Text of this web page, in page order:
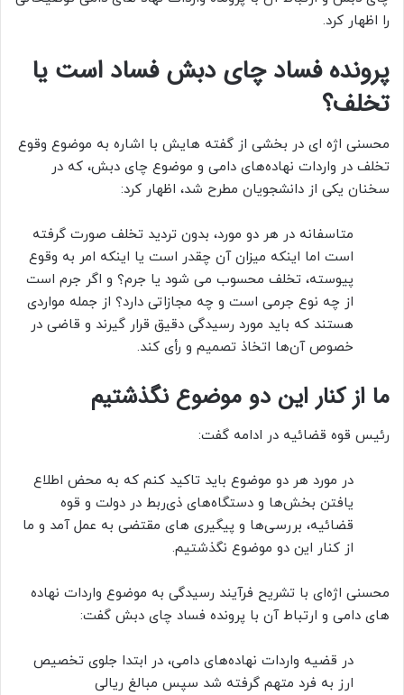
را اظهار کرد.
پرونده فساد چای دبش فساد است یا
تخلف؟
محسنی اژه ای در بخشی از گفته هایش با اشاره به موضوع وقوع
تخلف‌ در واردات نهاده‌های دامی و موضوع چای دبش، که در
سخنان یکی از دانشجویان مطرح شد، اظهار کرد:
متاسفانه‌ در هر دو مورد، بدون تردید تخلف صورت گرفته
است اما اینکه میزان آن چقدر است یا اینکه امر به وقوع
پیوسته، تخلف محسوب می شود یا جرم؟ و اگر جرم است
از چه نوع جرمی است و چه مجازاتی دارد؟ از جمله مواردی
هستند که باید مورد رسیدگی دقیق قرار گیرند و قاضی در
خصوص آن‌ها اتخاذ تصمیم و رأی کند.
ما از کنار این دو موضوع نگذشتیم
رئیس قوه قضائیه در ادامه گفت:
در مورد هر دو موضوع باید تاکید کنم که به محض اطلاع
یافتن بخش‌ها و دستگاه‌های ذی‌ربط در دولت و قوه
قضائیه، بررسی‌ها و پیگیری های مقتضی به عمل آمد و ما
از کنار این دو موضوع نگذشتیم.
محسنی اژه‌ای با تشریح فرآیند رسیدگی به موضوع واردات نهاده
های دامی و ارتباط آن با پرونده فساد چای دبش گفت:
در قضیه واردات نهاده‌های دامی، در ابتدا جلوی تخصیص
ارز به فرد متهم گرفته شد سپس مبالغ ریالی